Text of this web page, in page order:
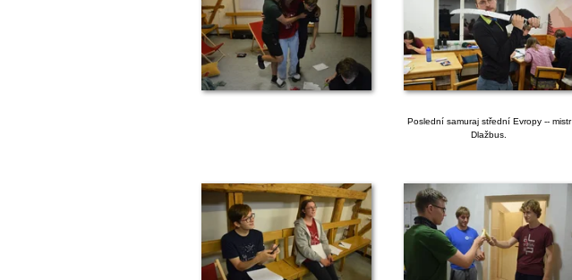
Poslední samuraj střední Evropy -- mistr
Dlažbus.